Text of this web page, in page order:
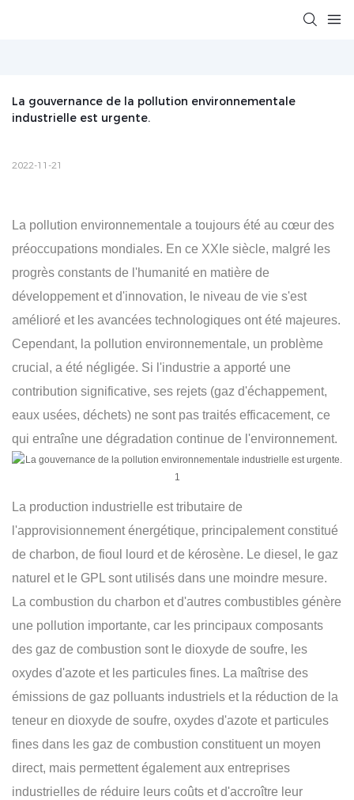
La gouvernance de la pollution environnementale
industrielle est urgente.
2022-11-21
La pollution environnementale a toujours été au cœur des
préoccupations mondiales. En ce XXIe siècle, malgré les
progrès constants de l'humanité en matière de
développement et d'innovation, le niveau de vie s'est
amélioré et les avancées technologiques ont été majeures.
Cependant, la pollution environnementale, un problème
crucial, a été négligée. Si l'industrie a apporté une
contribution significative, ses rejets (gaz d'échappement,
eaux usées, déchets) ne sont pas traités efficacement, ce
qui entraîne une dégradation continue de l'environnement.
La production industrielle est tributaire de
l'approvisionnement énergétique, principalement constitué
de charbon, de fioul lourd et de kérosène. Le diesel, le gaz
naturel et le GPL sont utilisés dans une moindre mesure.
La combustion du charbon et d'autres combustibles génère
une pollution importante, car les principaux composants
des gaz de combustion sont le dioxyde de soufre, les
oxydes d'azote et les particules fines. La maîtrise des
émissions de gaz polluants industriels et la réduction de la
teneur en dioxyde de soufre, oxydes d'azote et particules
fines dans les gaz de combustion constituent un moyen
direct, mais permettent également aux entreprises
industrielles de réduire leurs coûts et d'accroître leur